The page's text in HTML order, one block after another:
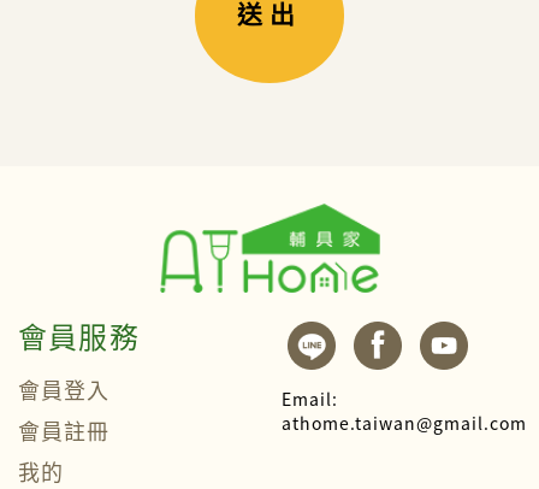
送出
會員服務
會員登入
會員註冊
我的
Email:
athome.taiwan@gmail.com